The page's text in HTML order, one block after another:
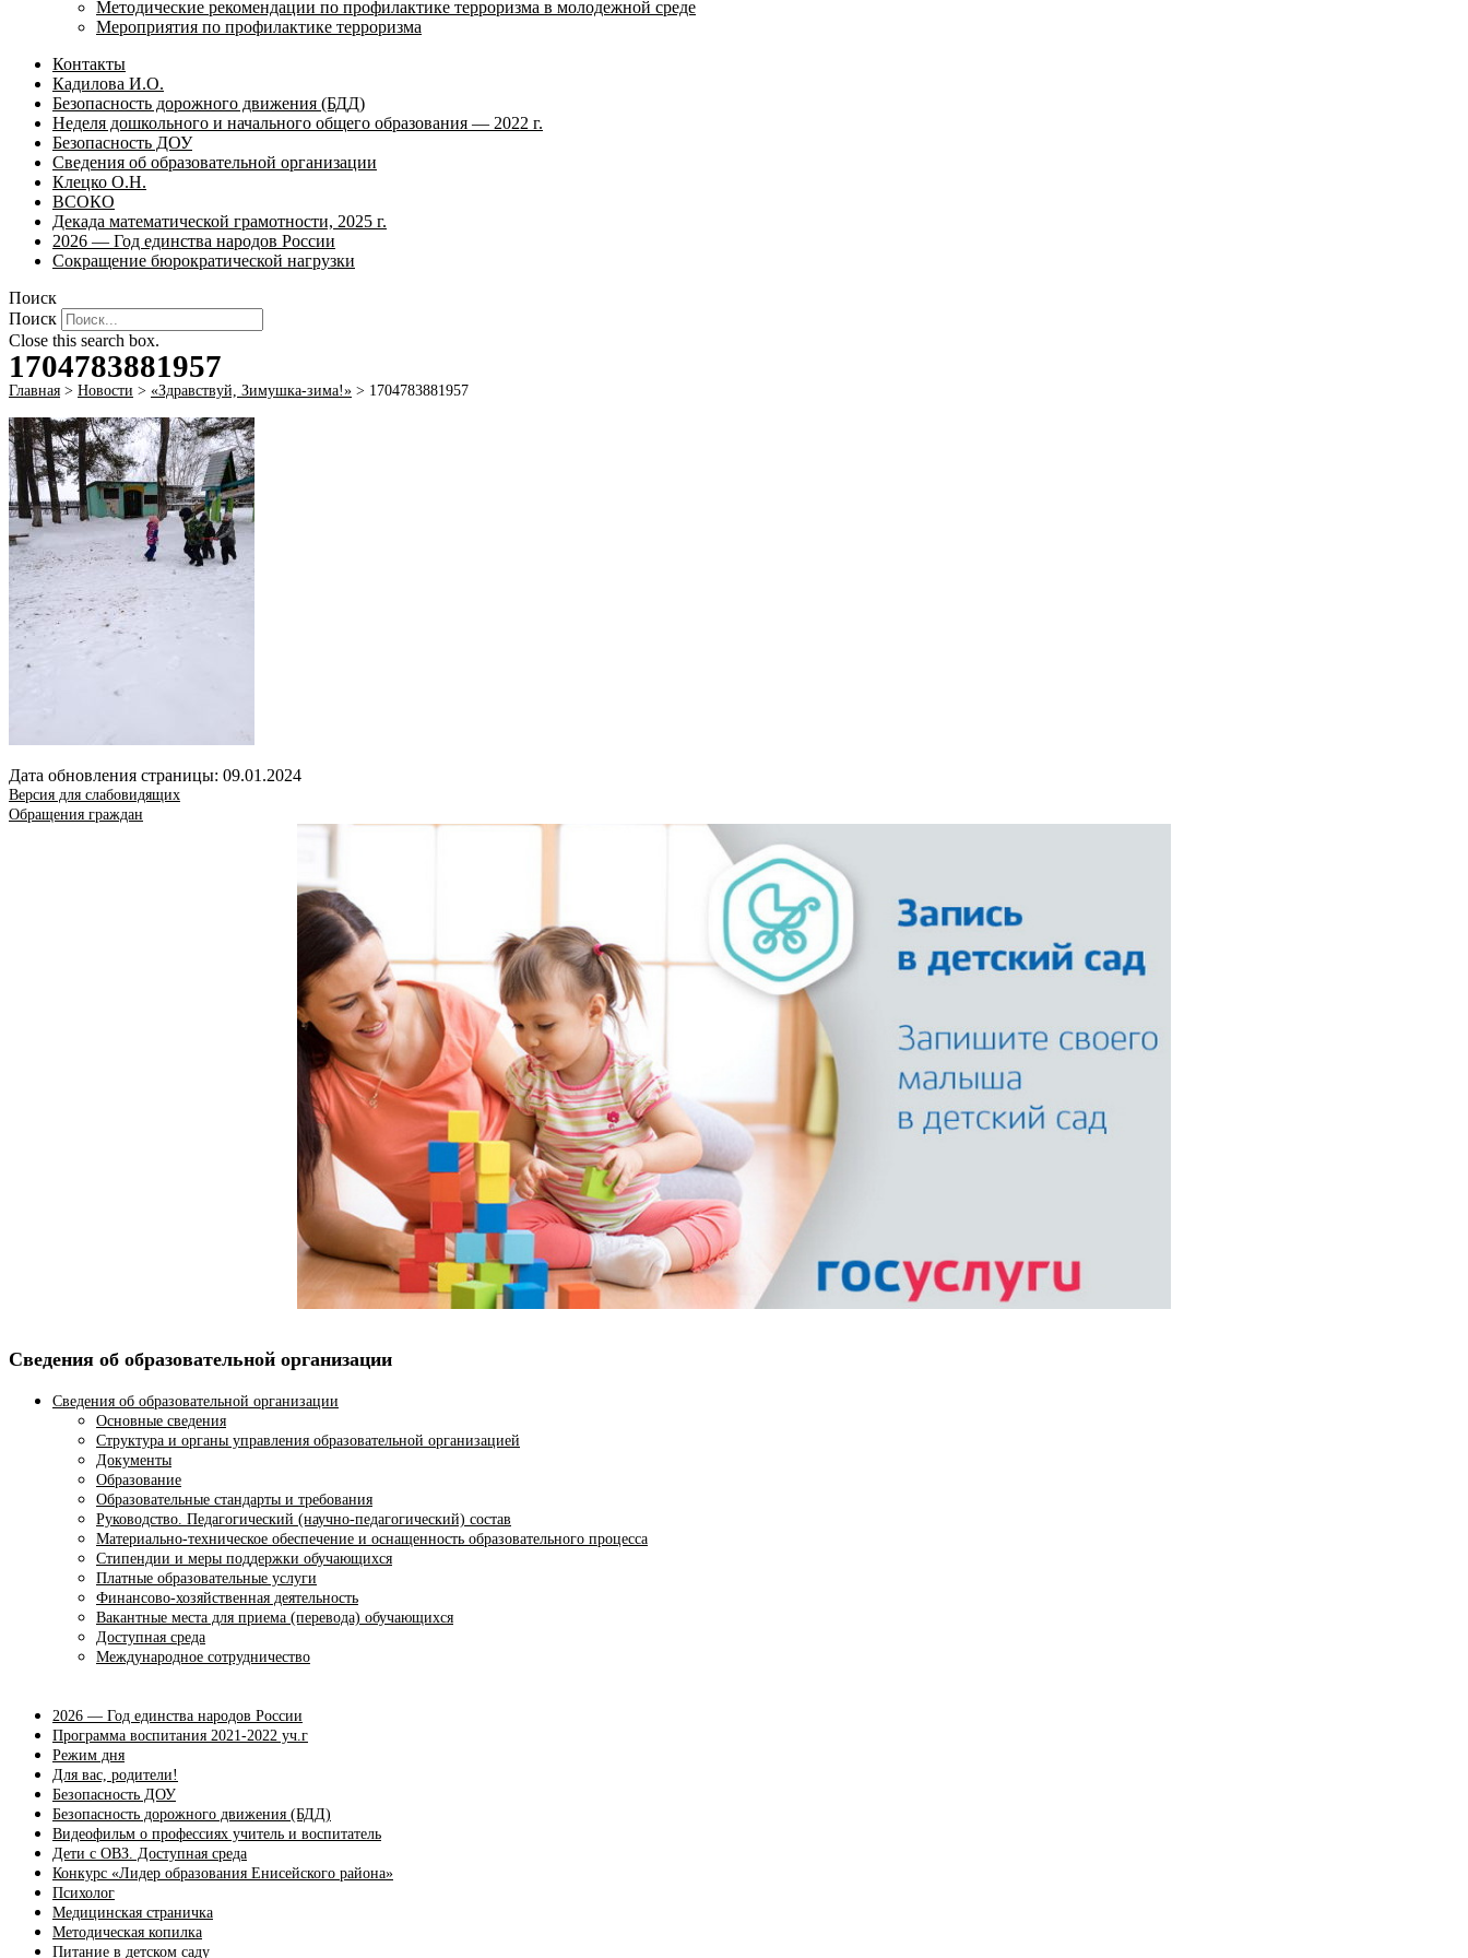
Методические рекомендации по профилактике терроризма в молодежной среде
Мероприятия по профилактике терроризма
Контакты
Кадилова И.О.
Безопасность дорожного движения (БДД)
Неделя дошкольного и начального общего образования — 2022 г.
Безопасность ДОУ
Сведения об образовательной организации
Клецко О.Н.
ВСОКО
Декада математической грамотности, 2025 г.
2026 — Год единства народов России
Сокращение бюрократической нагрузки
Поиск
Поиск
Close this search box.
1704783881957
Главная > Новости > «Здравствуй, Зимушка-зима!» > 1704783881957
Дата обновления страницы: 09.01.2024
Версия для слабовидящих
Обращения граждан
Сведения об образовательной организации
Сведения об образовательной организации
Основные сведения
Структура и органы управления образовательной организацией
Документы
Образование
Образовательные стандарты и требования
Руководство. Педагогический (научно-педагогический) состав
Материально-техническое обеспечение и оснащенность образовательного процесса
Стипендии и меры поддержки обучающихся
Платные образовательные услуги
Финансово-хозяйственная деятельность
Вакантные места для приема (перевода) обучающихся
Доступная среда
Международное сотрудничество
2026 — Год единства народов России
Программа воспитания 2021-2022 уч.г
Режим дня
Для вас, родители!
Безопасность ДОУ
Безопасность дорожного движения (БДД)
Видеофильм о профессиях учитель и воспитатель
Дети с ОВЗ. Доступная среда
Конкурс «Лидер образования Енисейского района»
Психолог
Медицинская страничка
Методическая копилка
Питание в детском саду